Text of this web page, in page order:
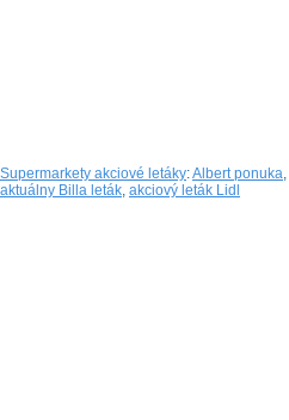
Supermarkety akciové letáky:Albert ponuka,
aktuálny Billa leták, akciový leták Lidl